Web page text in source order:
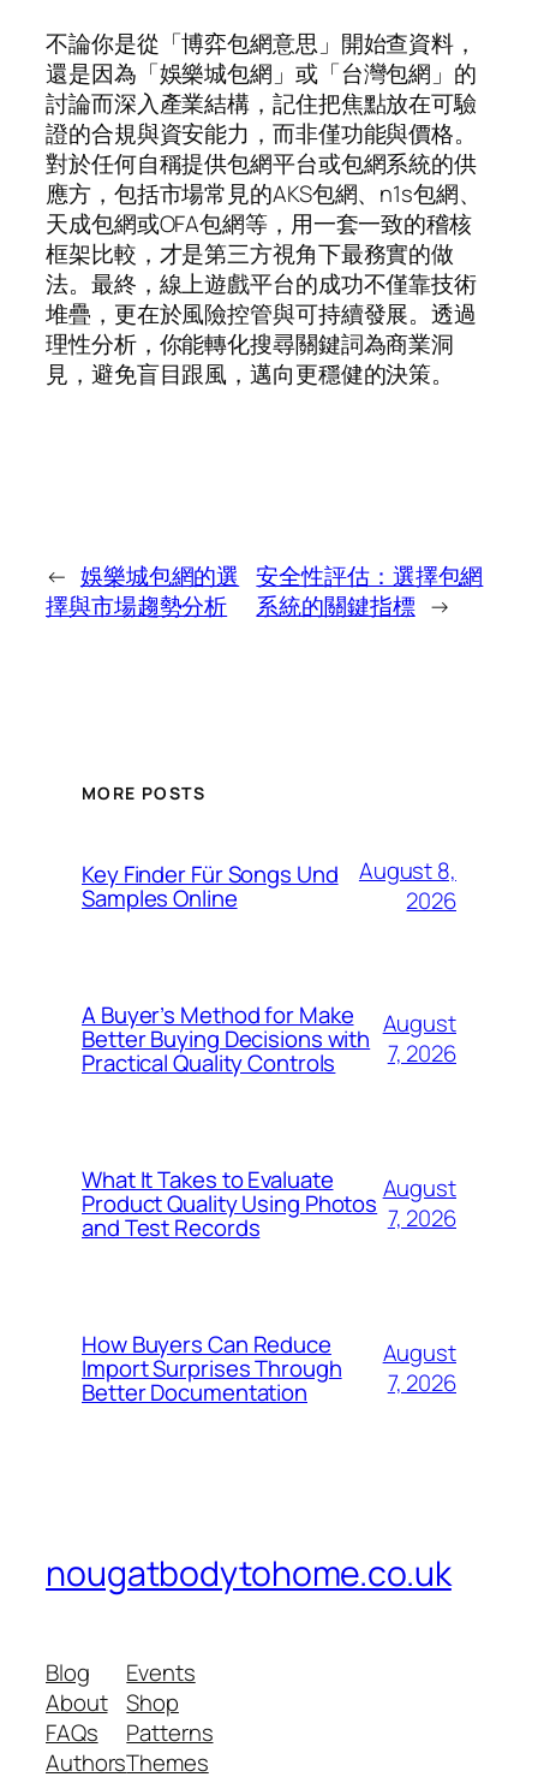
不論你是從「博弈包網意思」開始查資料，
還是因為「娛樂城包網」或「台灣包網」的
討論而深入產業結構，記住把焦點放在可驗
證的合規與資安能力，而非僅功能與價格。
對於任何自稱提供包網平台或包網系統的供
應方，包括市場常見的AKS包網、n1s包網、
天成包網或OFA包網等，用一套一致的稽核
框架比較，才是第三方視角下最務實的做
法。最終，線上遊戲平台的成功不僅靠技術
堆疊，更在於風險控管與可持續發展。透過
理性分析，你能轉化搜尋關鍵詞為商業洞
見，避免盲目跟風，邁向更穩健的決策。
← 娛樂城包網的選
擇與市場趨勢分析
安全性評估：選擇包網
系統的關鍵指標 →
MORE POSTS
Key Finder Für Songs Und
Samples Online
August 8,
2026
A Buyer’s Method for Make
Better Buying Decisions with
Practical Quality Controls
August
7, 2026
What It Takes to Evaluate
Product Quality Using Photos
and Test Records
August
7, 2026
How Buyers Can Reduce
Import Surprises Through
Better Documentation
August
7, 2026
nougatbodytohome.co.uk
Blog
About
FAQs
Authors
Events
Shop
Patterns
Themes